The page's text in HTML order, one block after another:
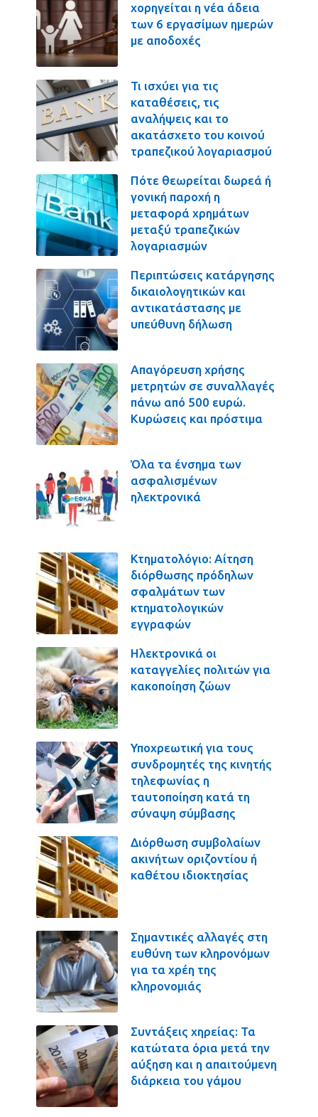
χορηγείται η νέα άδεια
των 6 εργασίμων ημερών
με αποδοχές
Τι ισχύει για τις
καταθέσεις, τις
αναλήψεις και το
ακατάσχετο του κοινού
τραπεζικού λογαριασμού
Πότε θεωρείται δωρεά ή
γονική παροχή η
μεταφορά χρημάτων
μεταξύ τραπεζικών
λογαριασμών
Περιπτώσεις κατάργησης
δικαιολογητικών και
αντικατάστασης με
υπεύθυνη δήλωση
Απαγόρευση χρήσης
μετρητών σε συναλλαγές
πάνω από 500 ευρώ.
Κυρώσεις και πρόστιμα
Όλα τα ένσημα των
ασφαλισμένων
ηλεκτρονικά
Κτηματολόγιο: Αίτηση
διόρθωσης πρόδηλων
σφαλμάτων των
κτηματολογικών
εγγραφών
Ηλεκτρονικά οι
καταγγελίες πολιτών για
κακοποίηση ζώων
Υποχρεωτική για τους
συνδρομητές της κινητής
τηλεφωνίας η
ταυτοποίηση κατά τη
σύναψη σύμβασης
Διόρθωση συμβολαίων
ακινήτων οριζοντίου ή
καθέτου ιδιοκτησίας
Σημαντικές αλλαγές στη
ευθύνη των κληρονόμων
για τα χρέη της
κληρονομιάς
Συντάξεις χηρείας: Τα
κατώτατα όρια μετά την
αύξηση και η απαιτούμενη
διάρκεια του γάμου